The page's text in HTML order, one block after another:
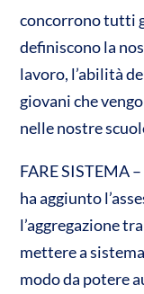
concorrono tutti
definiscono la
lavoro, l’abilità
giovani che
nelle nostre
FARE SISTEMA
ha aggiunto
l’aggregazione
mettere a
modo da potere